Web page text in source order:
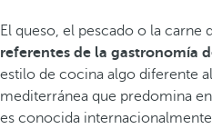
El queso, el pescado o la carne
referentes de la gastronomía
estilo de cocina algo diferente
mediterránea que predomina
es conocida internacionalmente